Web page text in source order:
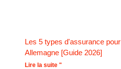
Les 5 types d'assurance
Allemagne [Guide 2026]
Lire la suite "